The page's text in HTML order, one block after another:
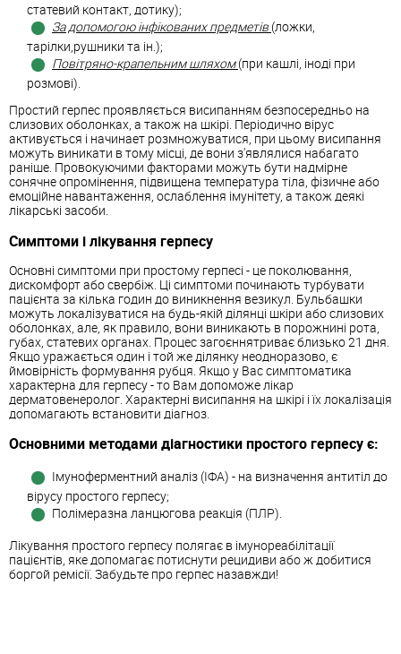
статевий контакт, дотику);
За допомогою інфікованих предметів(ложки,
тарілки,рушники та ін.);
Повітряно-крапельним шляхом(при кашлі, іноді при
розмові).
Простий герпес проявляється висипанням безпосередньо на
слизових оболонках, а також на шкірі. Періодично вірус
активується і начинает розмножуватися, при цьому висипання
можуть виникати в тому місці, де вони з'являлися набагато
раніше. Провокуючими факторами можуть бути надмірне
сонячне опромінення, підвищена температура тіла, фізичне або
емоційне навантаження, ослаблення імунітету, а також деякі
лікарські засоби.
Симптоми і лікування герпесу
Основні симптоми при простому герпесі - це поколювання,
дискомфорт або свербіж. Ці симптоми починають турбувати
пацієнта за кілька годин до виникнення везикул. Бульбашки
можуть локалізуватися на будь-якій ділянці шкіри або слизових
оболонках, але, як правило, вони виникають в порожнині рота,
губах, статевих органах. Процес загоєннятриває близько 21 дня.
Якщо уражається один і той же ділянку неодноразово, є
ймовірність формування рубця. Якщо у Вас симптоматика
характерна для герпесу - то Вам допоможе лікар
дерматовенеролог. Характерні висипання на шкірі і їх локалізація
допомагають встановити діагноз.
Основними методами діагностики простого герпесу є:
Імуноферментний аналіз (ІФА) - на визначення антитіл до
вірусу простого герпесу;
Полімеразна ланцюгова реакція (ПЛР).
Лікування простого герпесу полягає в імунореабілітації
пацієнтів, яке допомагає потиснути рецидиви або ж добитися
боргой ремісії. Забудьте про герпес назавжди!